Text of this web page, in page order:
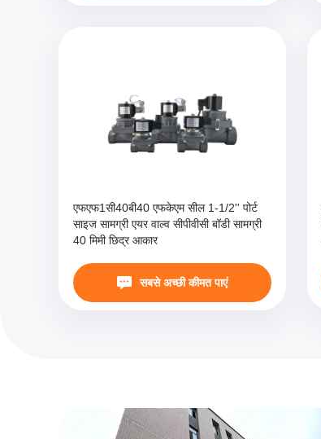
एफएफ1सी40बी40 एफकेएम सील 1-1/2'' पोर्ट
साइज सामग्री एयर वाल्व सीपीवीसी बॉडी सामग्री
40 मिमी छिद्र आकार
सबसे अच्छी कीमत पाएं